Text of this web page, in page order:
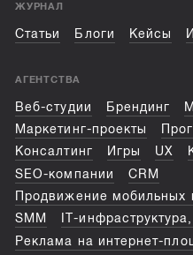
ЖУРНАЛ
Статьи Блоги Кейсы
АГЕНТСТВА
Веб-студии Брендинг
Маркетинг-проекты
Консалтинг
Игры UX
SEO-компании
CRM
Продвижение мобильных
SMM
IT-
Реклама на интернет-